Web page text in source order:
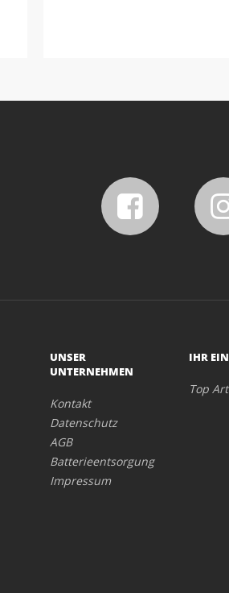
UNSER
UNTERNEHMEN
Kontakt
Datenschutz
AGB
Batterieentsorgung
Impressum
IHR
Top